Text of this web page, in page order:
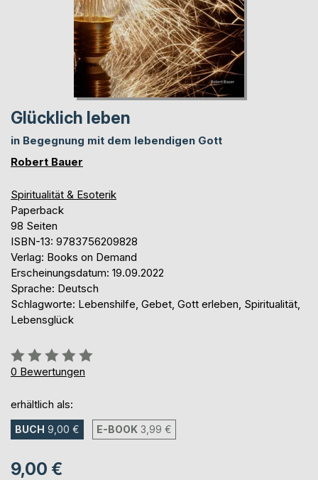
Glücklich leben
in Begegnung mit dem lebendigen Gott
Robert Bauer
Spiritualität & Esoterik
Paperback
98 Seiten
ISBN-13: 9783756209828
Verlag: Books on Demand
Erscheinungsdatum: 19.09.2022
Sprache: Deutsch
Schlagworte: Lebenshilfe, Gebet, Gott erleben, Spiritualität,
Lebensglück
Bewertung::
0%
0 Bewertungen
erhältlich als:
BUCH 9,00 € E-BOOK 3,99 €
9,00 €